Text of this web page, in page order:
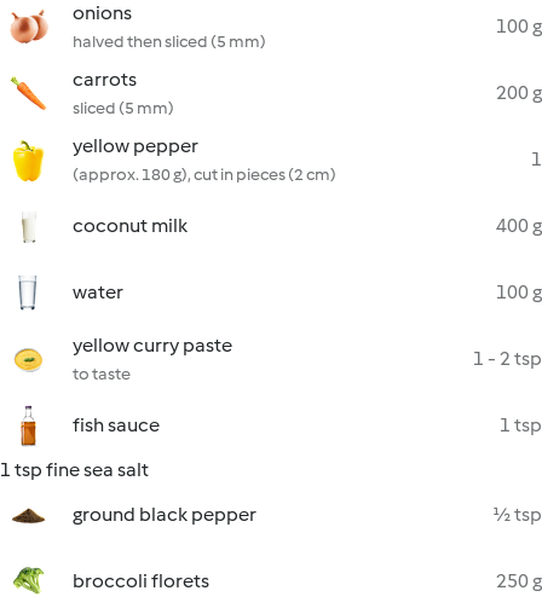
onions
halved then sliced (5 mm)
100 g
carrots
sliced (5 mm)
200 g
yellow pepper
(approx. 180 g), cut in pieces (2 cm)
1
coconut milk 400 g
water 100 g
yellow curry paste
to taste
1 - 2 tsp
fish sauce
1 tsp
1 tsp fine sea salt
ground black pepper
½ tsp
broccoli florets 250 g